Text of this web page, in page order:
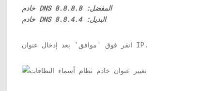
خادم DNS المفضل: 8.8.8.8
خادم DNS البديل: 8.8.4.4
انقر فوق 'موافق' بعد إدخال عنوان IP.